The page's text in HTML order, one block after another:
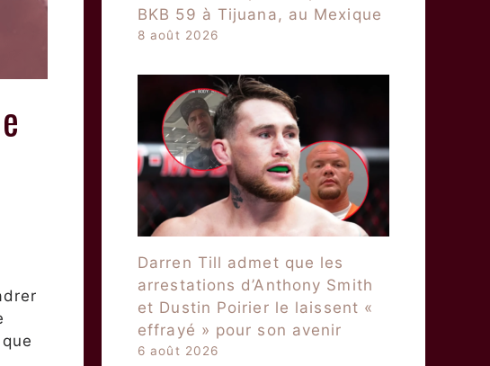
BKB 59 à Tijuana, au Mexique
8 août 2026
Darren Till admet que les
arrestations d’Anthony Smith
et Dustin Poirier le laissent «
effrayé » pour son avenir
6 août 2026